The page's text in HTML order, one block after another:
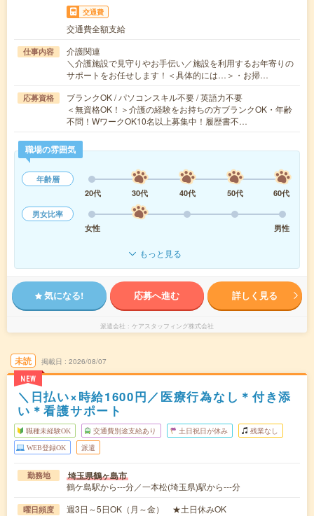
交通費
交通費全額支給
仕事内容
介護関連
＼介護施設で見守りやお手伝い／施設を利用するお年寄りの
サポートをお任せします！＜具体的には…＞・お掃…
応募資格
ブランクOK / パソコンスキル不要 / 英語力不要
＜無資格OK！＞介護の経験をお持ちの方ブランクOK・年齢
不問！WワークOK10名以上募集中！履歴書不…
職場の雰囲気
年齢層
20代
30代 40代 50代
60代
男女比率
女性
男性
もっと見る
気になる! 応募へ進む 詳しく見る
派遣会社 ケアスタッフィング株式会社
未読
NEW
掲載日 2026/08/07
＼日払い×時給1600円／医療行為なし＊付き添
い＊看護サポート
職種未経験OK 交通費別途支給あり 土日祝日が休み 残業なし
WEB登録OK 派遣
勤務地 埼玉県鶴ヶ島市
鶴ケ島駅から---分／一本松(埼玉県)駅から---分
曜日頻度 週3日～5日OK（月～金） ★土日休みOK